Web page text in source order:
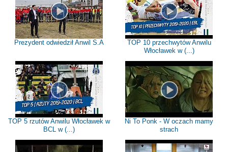
Prezydent odwiedził Anwil S.A
TOP 10 przechwytów Anwilu
Włocławek w (...)
TOP 5 rzutów Anwilu Włocławek w
BCL w (...)
Ni To Ponk - W oczach mamy
strach